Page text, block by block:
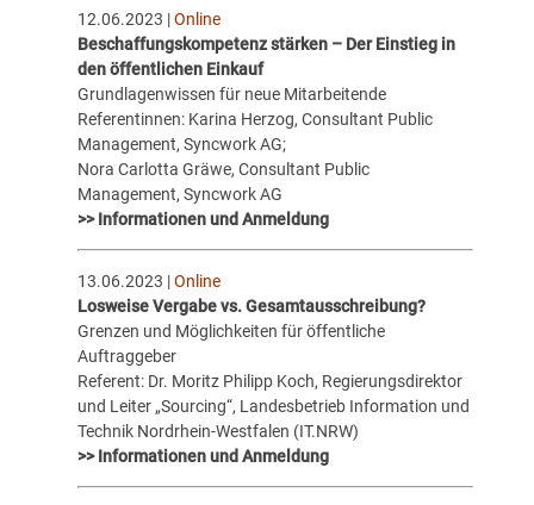
12.06.2023 |Online
Beschaffungskompetenz stärken – Der Einstieg in
den öffentlichen Einkauf
Grundlagenwissen für neue Mitarbeitende
Referentinnen: Karina Herzog, Consultant Public
Management, Syncwork AG;
Nora Carlotta Gräwe, Consultant Public
Management, Syncwork AG
>> Informationen und Anmeldung
13.06.2023 |Online
Losweise Vergabe vs. Gesamtausschreibung?
Grenzen und Möglichkeiten für öffentliche
Auftraggeber
Referent: Dr. Moritz Philipp Koch, Regierungsdirektor
und Leiter „Sourcing“, Landesbetrieb Information und
Technik Nordrhein-Westfalen (IT.NRW)
>> Informationen und Anmeldung